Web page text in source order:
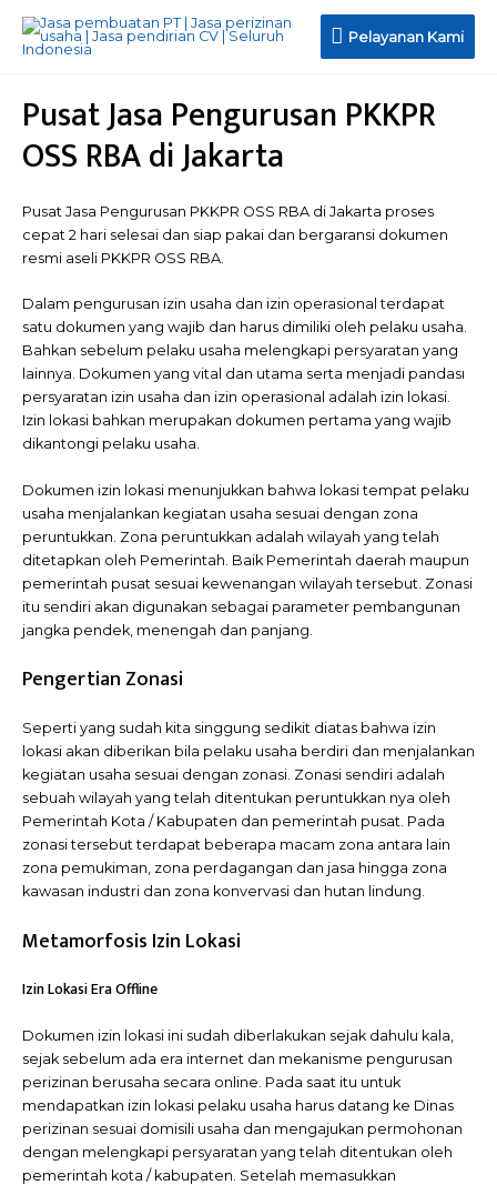
Pelayanan
Pelayanan Kami
Pusat Jasa Pengurusan PKKPR
OSS RBA di Jakarta
Pusat Jasa Pengurusan PKKPR OSS RBA di Jakarta proses
cepat 2 hari selesai dan siap pakai dan bergaransi dokumen
resmi aseli PKKPR OSS RBA.
Dalam pengurusan izin usaha dan izin operasional terdapat
satu dokumen yang wajib dan harus dimiliki oleh pelaku usaha.
Bahkan sebelum pelaku usaha melengkapi persyaratan yang
lainnya. Dokumen yang vital dan utama serta menjadi pandası
persyaratan izin usaha dan izin operasional adalah izin lokasi.
Izin lokasi bahkan merupakan dokumen pertama yang wajib
dikantongi pelaku usaha.
Dokumen izin lokasi menunjukkan bahwa lokasi tempat pelaku
usaha menjalankan kegiatan usaha sesuai dengan zona
peruntukkan. Zona peruntukkan adalah wilayah yang telah
ditetapkan oleh Pemerintah. Baik Pemerintah daerah maupun
pemerintah pusat sesuai kewenangan wilayah tersebut. Zonasi
itu sendiri akan digunakan sebagai parameter pembangunan
jangka pendek, menengah dan panjang.
Pengertian Zonasi
Seperti yang sudah kita singgung sedikit diatas bahwa izin
lokasi akan diberikan bila pelaku usaha berdiri dan menjalankan
kegiatan usaha sesuai dengan zonasi. Zonasi sendiri adalah
sebuah wilayah yang telah ditentukan peruntukkan nya oleh
Pemerintah Kota / Kabupaten dan pemerintah pusat. Pada
zonasi tersebut terdapat beberapa macam zona antara lain
zona pemukiman, zona perdagangan dan jasa hingga zona
kawasan industri dan zona konvervasi dan hutan lindung.
Metamorfosis Izin Lokasi
Izin Lokasi Era Offline
Dokumen izin lokasi ini sudah diberlakukan sejak dahulu kala,
sejak sebelum ada era internet dan mekanisme pengurusan
perizinan berusaha secara online. Pada saat itu untuk
mendapatkan izin lokasi pelaku usaha harus datang ke Dinas
perizinan sesuai domisili usaha dan mengajukan permohonan
dengan melengkapi persyaratan yang telah ditentukan oleh
pemerintah kota / kabupaten. Setelah memasukkan